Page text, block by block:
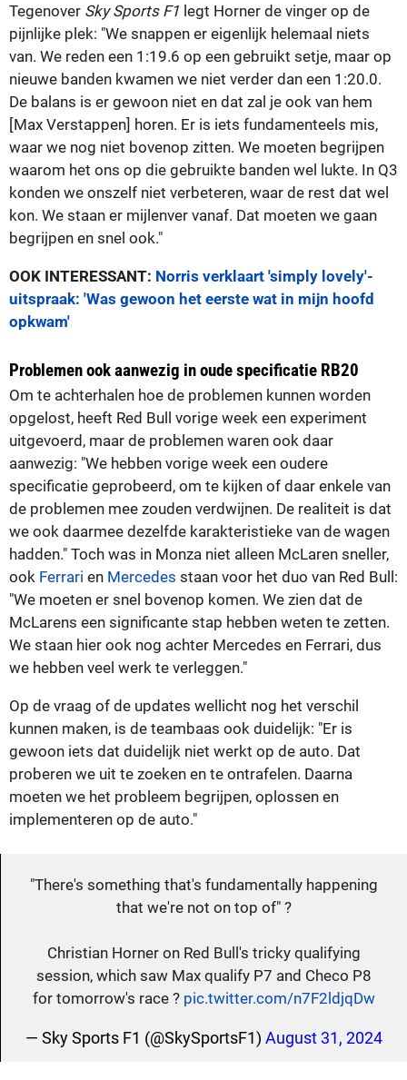
Tegenover Sky Sports F1 legt Horner de vinger op de
pijnlijke plek: "We snappen er eigenlijk helemaal niets
van. We reden een 1:19.6 op een gebruikt setje, maar op
nieuwe banden kwamen we niet verder dan een 1:20.0.
De balans is er gewoon niet en dat zal je ook van hem
[Max Verstappen] horen. Er is iets fundamenteels mis,
waar we nog niet bovenop zitten. We moeten begrijpen
waarom het ons op die gebruikte banden wel lukte. In Q3
konden we onszelf niet verbeteren, waar de rest dat wel
kon. We staan er mijlenver vanaf. Dat moeten we gaan
begrijpen en snel ook."
OOK INTERESSANT: Norris verklaart 'simply lovely'-
uitspraak: 'Was gewoon het eerste wat in mijn hoofd
opkwam'
Problemen ook aanwezig in oude specificatie RB20
Om te achterhalen hoe de problemen kunnen worden
opgelost, heeft Red Bull vorige week een experiment
uitgevoerd, maar de problemen waren ook daar
aanwezig: "We hebben vorige week een oudere
specificatie geprobeerd, om te kijken of daar enkele van
de problemen mee zouden verdwijnen. De realiteit is dat
we ook daarmee dezelfde karakteristieke van de wagen
hadden." Toch was in Monza niet alleen McLaren sneller,
ook Ferrari en Mercedes staan voor het duo van Red Bull:
"We moeten er snel bovenop komen. We zien dat de
McLarens een significante stap hebben weten te zetten.
We staan hier ook nog achter Mercedes en Ferrari, dus
we hebben veel werk te verleggen."
Op de vraag of de updates wellicht nog het verschil
kunnen maken, is de teambaas ook duidelijk: "Er is
gewoon iets dat duidelijk niet werkt op de auto. Dat
proberen we uit te zoeken en te ontrafelen. Daarna
moeten we het probleem begrijpen, oplossen en
implementeren op de auto."
"There's something that's fundamentally happening
that we're not on top of" ?
Christian Horner on Red Bull's tricky qualifying
session, which saw Max qualify P7 and Checo P8
for tomorrow's race ? pic.twitter.com/n7F2ldjqDw
— Sky Sports F1 (@SkySportsF1) August 31, 2024